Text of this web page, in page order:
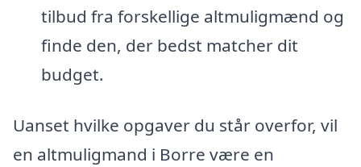
tilbud fra forskellige altmuligmænd og
finde den, der bedst matcher dit
budget.
Uanset hvilke opgaver du står overfor, vil
en altmuligmand i Borre være en